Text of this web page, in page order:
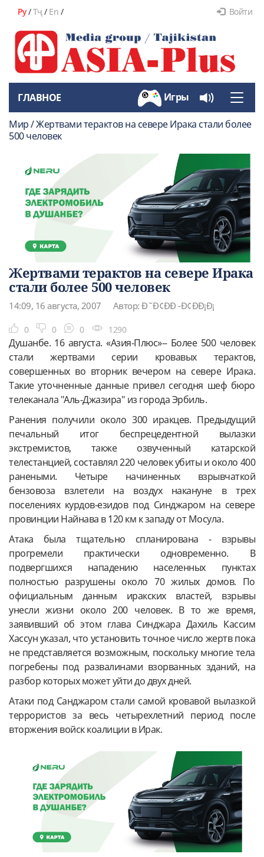
Ру/Тҷ/ En / Войти
Toggle
ГЛАВНОЕ Игры
Мир / Жертвами терактов на севере Ирака стали более
500 человек
Жертвами терактов на севере Ирака
стали более 500 человек
14:09, 16 августа, 2007 Автор: Ð˜Ð¢ÐÐ -Ð¢ÐÐ¡Ð¡
0 0 0 1290
Душанбе. 16 августа. «Азия-Плюс»-- Более 500 человек
стали жертвами серии кровавых терактов,
совершенных во вторник вечером на севере Ирака.
Такие уточненные данные привел сегодня шеф бюро
телеканала "Аль-Джазира" из города Эрбиль.
Ранения получили около 300 иракцев. Предыдущий
печальный итог беспрецедентной вылазки
экстремистов, также озвученный катарской
телестанцией, составлял 220 человек убиты и около 400
ранеными. Четыре начиненных взрывчаткой
бензовоза взлетели на воздух накануне в трех
поселениях курдов-езидов под Синджаром на севере
провинции Найнава в 120 км к западу от Мосула.
Атака была тщательно спланирована - взрывы
прогремели практически одновременно. В
подвергшихся нападению населенных пунктах
полностью разрушены около 70 жилых домов. По
официальным данным иракских властей, взрывы
унесли жизни около 200 человек. В то же время,
заявивший об этом глава Синджара Дахиль Кассим
Хассун указал, что установить точное число жертв пока
не представляется возможным, поскольку многие тела
погребены под развалинами взорванных зданий, на
разбор которых может уйти до двух дней.
Атаки под Санджаром стали самой кровавой вылазкой
террористов за весь четырехлетний период после
вторжения войск коалиции в Ирак.